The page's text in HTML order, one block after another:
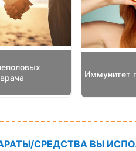
Иммунитет
СРЕДСТВА ВЫ